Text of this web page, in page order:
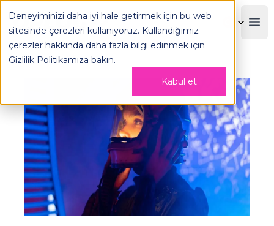
Deneyiminizi daha iyi hale getirmek için bu web
sitesinde çerezleri kullanıyoruz. Kullandığımız
çerezler hakkında daha fazla bilgi edinmek için
Gizlilik Politikamıza bakın.
Kabul et
OPLOG